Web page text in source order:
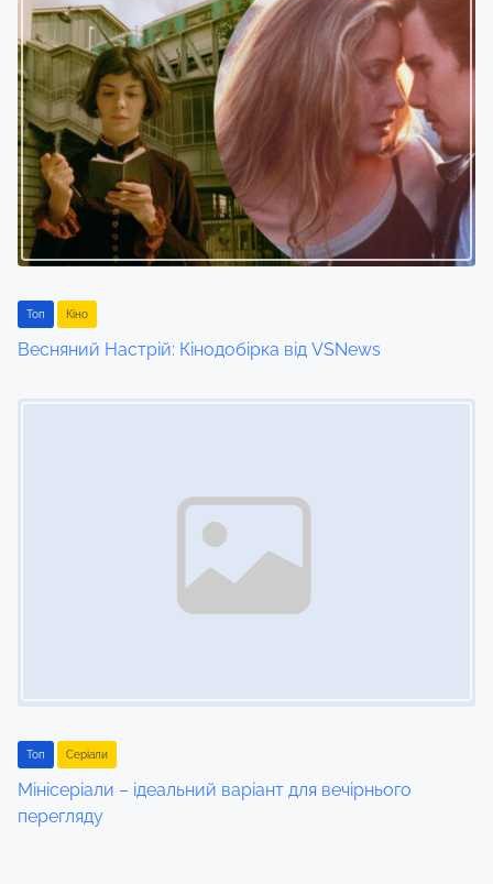
Toп Кіно
Весняний Настрій: Кінодобірка від VSNews
Toп Серіали
Мінісеріали – ідеальний варіант для вечірнього
перегляду